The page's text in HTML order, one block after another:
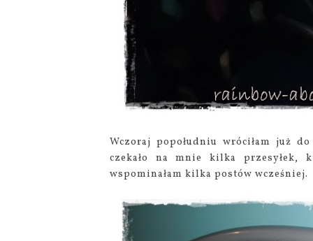
Wczoraj popołudniu wróciłam już
czekało na mnie kilka przesyłek,
wspominałam kilka postów wcześniej.